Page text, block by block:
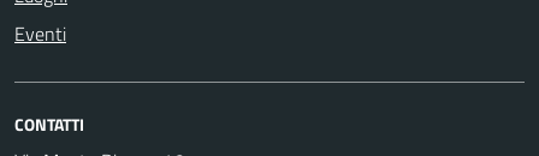
Eventi
CONTATTI